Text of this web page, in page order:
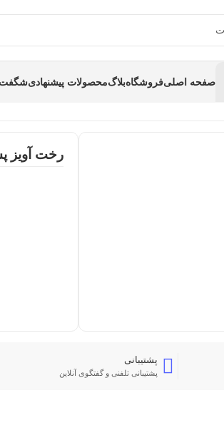
صفحه اصلیفروشگاهبلاگمحصولات پیشنهادیشگفت
رخت آویز
پشتیبانی
پشتیبانی تلفنی و گفتگوی آنلاین